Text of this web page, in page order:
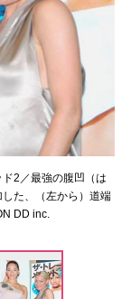
2／最強の腹凹（は
た、（左から）道端
DD inc.